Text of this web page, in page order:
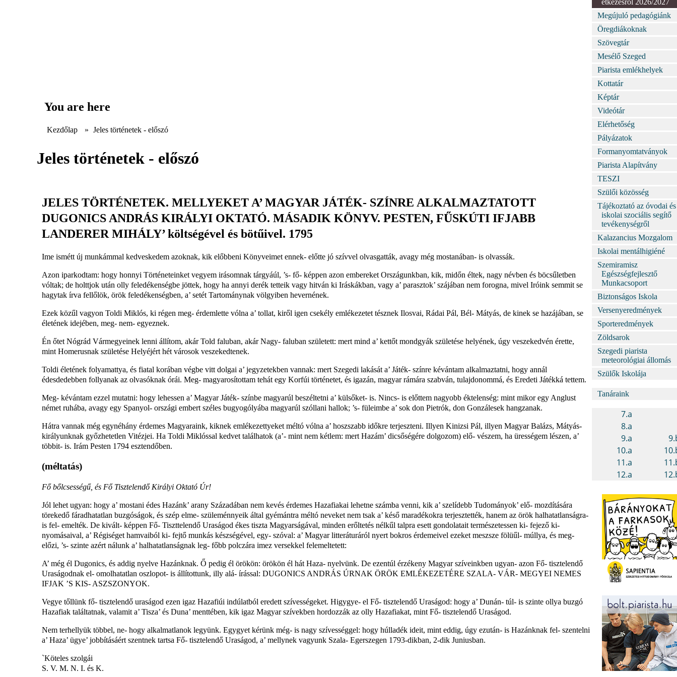
You are here
Kezdőlap » Jeles történetek - előszó
Jeles történetek - előszó
JELES TÖRTÉNETEK. MELLYEKET A’ MAGYAR JÁTÉK- SZÍNRE ALKALMAZTATOTT
DUGONICS ANDRÁS KIRÁLYI OKTATÓ. MÁSADIK KÖNYV. PESTEN, FŰSKÚTI IFJABB
LANDERER MIHÁLY’ költségével és bötűivel. 1795
Ime ismétt új munkámmal kedveskedem azoknak, kik előbbeni Könyveimet ennek- előtte jó szívvel olvasgatták, avagy még mostanában- is olvassák.
Azon iparkodtam: hogy honnyi Történeteinket vegyem irásomnak tárgyáúl, ’s- fő- képpen azon embereket Országunkban, kik, midőn éltek, nagy névben és böcsűletben
vóltak; de holttjok után olly feledékenségbe jöttek, hogy ha annyi derék tetteik vagy hitván ki Iráskákban, vagy a’ parasztok’ szájában nem forogna, mivel Iróink semmit se
hagytak írva fellőlök, örök feledékenségben, a’ setét Tartománynak völgyiben hevernének.
Ezek közűl vagyon Toldi Miklós, ki régen meg- érdemlette vólna a’ tollat, kiről igen csekély emlékezetet tésznek Ilosvai, Rádai Pál, Bél- Mátyás, de kinek se hazájában, se
életének idejében, meg- nem- egyeznek.
Én őtet Nógrád Vármegyeinek lenni állítom, akár Told faluban, akár Nagy- faluban született: mert mind a’ kettőt mondgyák születése helyének, úgy veszekedvén érette,
mint Homerusnak születése Helyéjért hét városok veszekedtenek.
Toldi életének folyamattya, és fiatal korában végbe vitt dolgai a’ jegyzetekben vannak: mert Szegedi lakását a’ Játék- színre kévántam alkalmaztatni, hogy annál
édesdedebben follyanak az olvasóknak órái. Meg- magyarosítottam tehát egy Korfúi történetet, és igazán, magyar rámára szabván, tulajdonommá, és Eredeti Játékká tettem.
Meg- kévántam ezzel mutatni: hogy lehessen a’ Magyar Játék- színbe magyarúl beszéltetni a’ külsőket- is. Nincs- is előttem nagyobb éktelenség: mint mikor egy Anglust
német ruhába, avagy egy Spanyol- országi embert széles bugyogólyába magyarúl szóllani hallok; ’s- füleimbe a’ sok don Pietrók, don Gonzálesek hangzanak.
Hátra vannak még egynéhány érdemes Magyaraink, kiknek emlékezettyeket méltó vólna a’ hoszszabb időkre terjeszteni. Illyen Kinizsi Pál, illyen Magyar Balázs, Mátyás-
királyunknak győzhetetlen Vitézjei. Ha Toldi Miklóssal kedvet találhatok (a’- mint nem kétlem: mert Hazám’ dicsőségére dolgozom) elő- vészem, ha ürességem lészen, a’
többit- is. Irám Pesten 1794 esztendőben.
(méltatás)
Fő bőlcsességű, és Fő Tisztelendő Királyi Oktató Úr!
Jól lehet ugyan: hogy a’ mostani édes Hazánk’ arany Századában nem kevés érdemes Hazafiakai lehetne számba venni, kik a’ szelídebb Tudományok’ elő- mozdítására
törekedő fáradhatatlan buzgóságok, és szép elme- szüleménnyeik által gyémántra méltó neveket nem tsak a’ késő maradékokra terjesztették, hanem az örök halhatatlanságra-
is fel- emelték. De kivált- képpen Fő- Tiszttelendő Uraságod ékes tiszta Magyarságával, minden erőltetés nélkűl talpra esett gondolatait természetessen ki- fejező ki-
nyomásaival, a’ Régiséget hamvaiból ki- fejtő munkás készségével, egy- szóval: a’ Magyar litteráturáról nyert bokros érdemeivel ezeket meszsze fölüűl- múllya, és meg-
előzi, ’s- szinte azért nálunk a’ halhatatlanságnak leg- főbb polczára imez versekkel felemeltetett:
A’ még él Dugonics, és addig nyelve Hazánknak. Ő pedig él örökön: örökön él hát Haza- nyelvünk. De ezentúl érzékeny Magyar szíveinkben ugyan- azon Fő- tisztelendő
Uraságodnak el- omolhatatlan oszlopot- is állítottunk, illy alá- írással: DUGONICS ANDRÁS ÚRNAK ÖRÖK EMLÉKEZETÉRE SZALA- VÁR- MEGYEI NEMES
IFJAK ’S KIS- ASZSZONYOK.
Vegye tőllünk fő- tisztelendő uraságod ezen igaz Hazafiúi indúlatból eredett szívességeket. Higygye- el Fő- tisztelendő Uraságod: hogy a’ Dunán- túl- is szinte ollya buzgó
Hazafiak találtatnak, valamit a’ Tisza’ és Duna’ menttében, kik igaz Magyar szívekben hordozzák az olly Hazafiakat, mint Fő- tisztelendő Uraságod.
Nem terhellyük többel, ne- hogy alkalmatlanok legyünk. Egygyet kérünk még- is nagy szívességgel: hogy húlladék ideit, mint eddig, úgy ezután- is Hazánknak fel- szentelni
a’ Haza’ ügye’ jobbításáért szentnek tartsa Fő- tisztelendő Uraságod, a’ mellynek vagyunk Szala- Egerszegen 1793-dikban, 2-dik Juniusban.
`Köteles szolgái
S. V. M. N. I. és K.
étkezésről 2026/2027
Megújuló pedagógiánk
Öregdiákoknak
Szövegtár
Mesélő Szeged
Piarista emlékhelyek
Kottatár
Képtár
Videótár
Elérhetőség
Pályázatok
Formanyomtatványok
Piarista Alapítvány
TESZI
Szülői közösség
Tájékoztató az óvodai és
iskolai szociális segítő
tevékenységről
Kalazancius Mozgalom
Iskolai mentálhigiéné
Szemiramisz
Egészségfejlesztő
Munkacsoport
Biztonságos Iskola
Versenyeredmények
Sporteredmények
Zöldsarok
Szegedi piarista
meteorológiai állomás
Szülők Iskolája
Tanáraink